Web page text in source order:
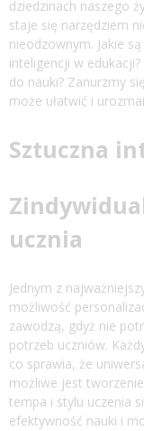
dziedzinach naszego
staje się narzędziem
nieodzownym. Jakie
inteligencji w
do nauki? Zanurzmy
może ułatwić i
Sztuczna
ucznia
Jednym z
możliwość
zawodzą, gdyż nie
potrzeb uczniów.
co sprawia, że
możliwe jest
tempa i stylu uczenia
efektywność nauki i